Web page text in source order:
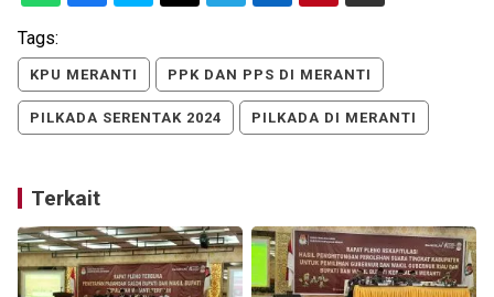
Tags:
KPU MERANTI PPK DAN PPS DI MERANTI
PILKADA SERENTAK 2024 PILKADA DI MERANTI
Terkait